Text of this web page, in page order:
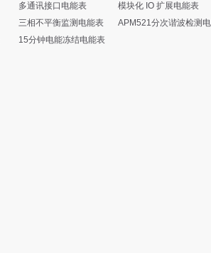
多通讯接口电能表 模块化 IO 扩展电能表
三相不平衡监测电能表 APM521分次谐波检测
15分钟电能冻结电能表